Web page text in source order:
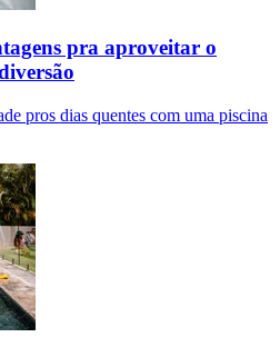
pra aproveitar o
pros dias quentes com uma piscina